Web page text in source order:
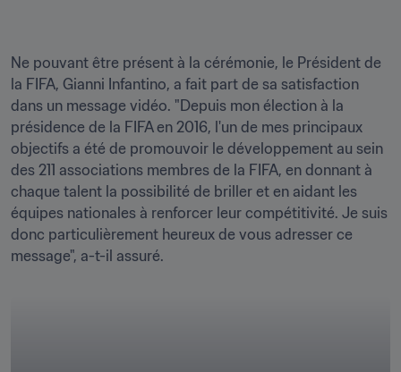
Ne pouvant être présent à la cérémonie, le Président de
la FIFA, Gianni Infantino, a fait part de sa satisfaction
dans un message vidéo. "Depuis mon élection à la
présidence de la FIFA en 2016, l'un de mes principaux
objectifs a été de promouvoir le développement au sein
des 211 associations membres de la FIFA, en donnant à
chaque talent la possibilité de briller et en aidant les
équipes nationales à renforcer leur compétitivité. Je suis
donc particulièrement heureux de vous adresser ce
message", a-t-il assuré.